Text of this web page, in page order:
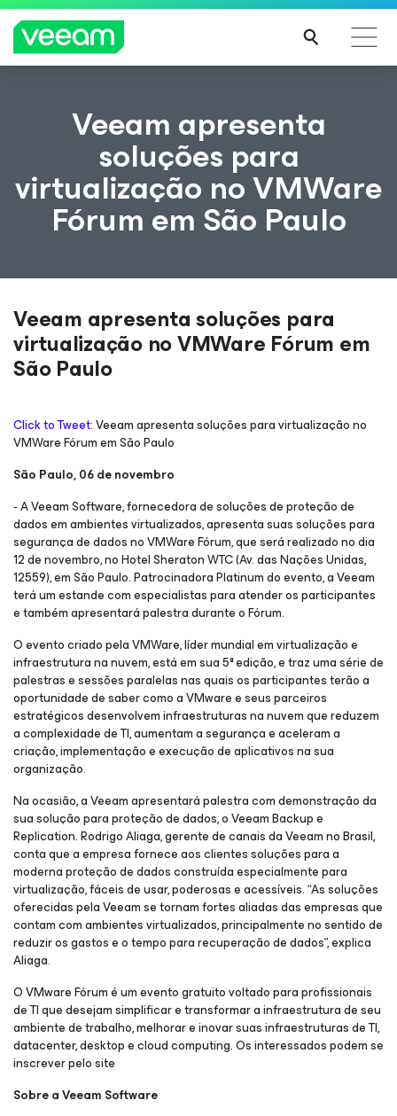
Orientações da Veeam para os clientes afetados
pela atualização de conteúdo da CrowdStrike
MAIS
Veeam apresenta
soluções para
virtualização no VMWare
Fórum em São Paulo
Veeam apresenta soluções para
virtualização no VMWare Fórum em
São Paulo
Click to Tweet: Veeam apresenta soluções para virtualização no
VMWare Fórum em São Paulo
São Paulo, 06 de novembro
- A Veeam Software, fornecedora de soluções de proteção de
dados em ambientes virtualizados, apresenta suas soluções para
segurança de dados no VMWare Fórum, que será realizado no dia
12 de novembro, no Hotel Sheraton WTC (Av. das Nações Unidas,
12559), em São Paulo. Patrocinadora Platinum do evento, a Veeam
terá um estande com especialistas para atender os participantes
e também apresentará palestra durante o Fórum.
O evento criado pela VMWare, líder mundial em virtualização e
infraestrutura na nuvem, está em sua 5ª edição, e traz uma série de
palestras e sessões paralelas nas quais os participantes terão a
oportunidade de saber como a VMware e seus parceiros
estratégicos desenvolvem infraestruturas na nuvem que reduzem
a complexidade de TI, aumentam a segurança e aceleram a
criação, implementação e execução de aplicativos na sua
organização.
Na ocasião, a Veeam apresentará palestra com demonstração da
sua solução para proteção de dados, o Veeam Backup e
Replication. Rodrigo Aliaga, gerente de canais da Veeam no Brasil,
conta que a empresa fornece aos clientes soluções para a
moderna proteção de dados construída especialmente para
virtualização, fáceis de usar, poderosas e acessíveis. “As soluções
oferecidas pela Veeam se tornam fortes aliadas das empresas que
contam com ambientes virtualizados, principalmente no sentido de
reduzir os gastos e o tempo para recuperação de dados”, explica
Aliaga.
O VMware Fórum é um evento gratuito voltado para profissionais
de TI que desejam simplificar e transformar a infraestrutura de seu
ambiente de trabalho, melhorar e inovar suas infraestruturas de TI,
datacenter, desktop e cloud computing. Os interessados podem se
inscrever pelo site
Sobre a Veeam Software